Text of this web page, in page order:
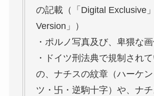
の記載（「Digital Exclusive
Version」）
・ポルノ写真及び、卑猥な
・ドイツ刑法典で規制され
の、ナチスの紋章（ハーケン
ツ・卐・逆駒十字）や、ナ